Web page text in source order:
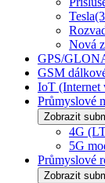
Tesla
Nová
GPS/
GSM
IoT (Internet
Průmyslové
Zobrazit
4G
5G
Průmyslové
Zobrazit